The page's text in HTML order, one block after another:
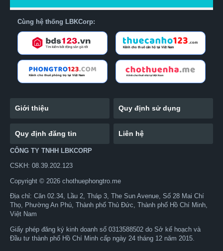
Cùng hệ thống LBKCorp:
Giới thiệu Quy định sử dụng
Quy định đăng tin Liên hệ
CÔNG TY TNHH LBKCORP
CSKH: 08.39.202.123
Copyright © 2026 chothuephongtro.me
Địa chỉ: Căn 02.34, Lầu 2, Tháp 3, The Sun Avenue, Số 28 Mai Chí
Thọ, Phường An Phú, Thành phố Thủ Đức, Thành phố Hồ Chí Minh,
Việt Nam
Giấy phép đăng ký kinh doanh số 0313588502 do Sở kế hoạch và
Đầu tư thành phố Hồ Chí Minh cấp ngày 24 tháng 12 năm 2015.